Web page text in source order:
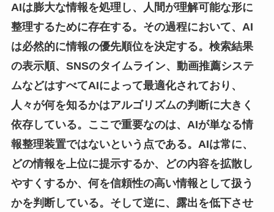
AIは膨大な情報を処理し、人間が理解可能な形に
整理するために存在する。その過程において、AI
は必然的に情報の優先順位を決定する。検索結果
の表示順、SNSのタイムライン、動画推薦システ
ムなどはすべてAIによって最適化されており、
人々が何を知るかはアルゴリズムの判断に大きく
依存している。ここで重要なのは、AIが単なる情
報整理装置ではないという点である。AIは常に、
どの情報を上位に提示するか、どの内容を拡散し
やすくするか、何を信頼性の高い情報として扱う
かを判断している。そして逆に、露出を低下させ